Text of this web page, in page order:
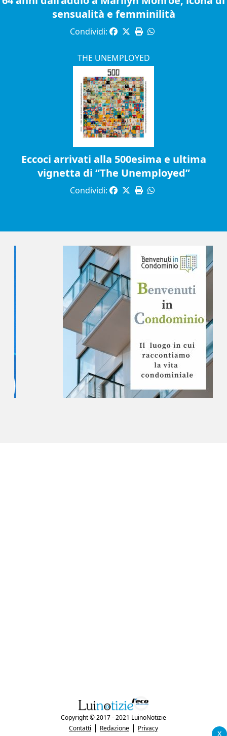
sensualità e femminilità
Condividi:
THE UNEMPLOYED
Eccoci arrivati alla 500esima e ultima
vignetta di “The Unemployed”
Condividi:
x
Copyright © 2017 - 2021 LuinoNotizie
Contatti | Redazione | Privacy